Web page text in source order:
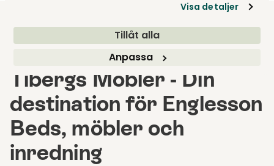
Visa detaljer
Tillåt alla
Anpassa
Tibergs Möbler - Din
destination för Englesson
Beds, möbler och
inredning